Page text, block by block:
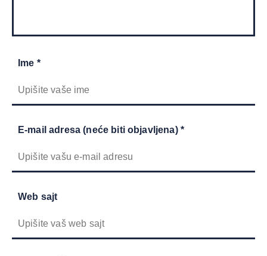
Ime *
E-mail adresa (neće biti objavljena) *
Web sajt